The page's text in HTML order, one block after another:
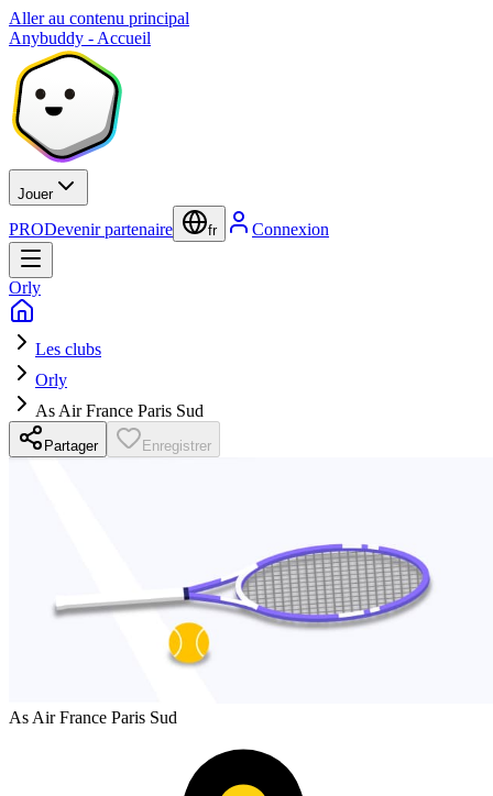
Aller au contenu principal
Anybuddy - Accueil
Jouer
PRODevenir partenaire fr Connexion
Orly
Les clubs
Orly
As Air France Paris Sud
Partager Enregistrer
As Air France Paris Sud